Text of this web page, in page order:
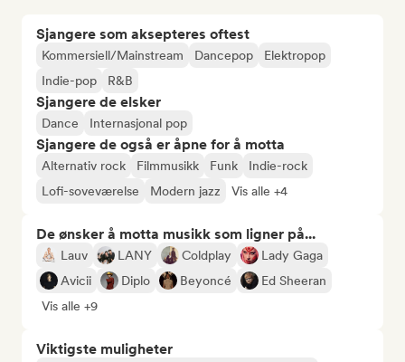
Sjangere som aksepteres oftest
Kommersiell/Mainstream Dancepop
Elektropop
Indie-pop
R&B
Sjangere de elsker
Dance Internasjonal pop
Sjangere de også er åpne for å motta
Alternativ rock Filmmusikk Funk
Indie-rock
Lofi-soveværelse
Modern jazz Vis alle +4
De ønsker å motta musikk som ligner på...
Lauv LANY Coldplay
Lady Gaga
Avicii
Diplo Beyoncé
Ed Sheeran
Vis alle +9
Viktigste muligheter